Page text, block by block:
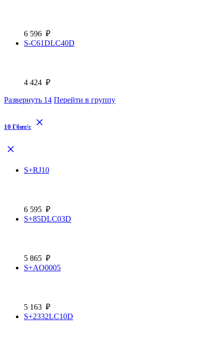
6 596 ₽
S-C61DLC40D
4 424 ₽
Развернуть 14 Перейти в группу
10 Гбит/с
S+RJ10
6 595 ₽
S+85DLC03D
5 865 ₽
S+AO0005
5 163 ₽
S+2332LC10D